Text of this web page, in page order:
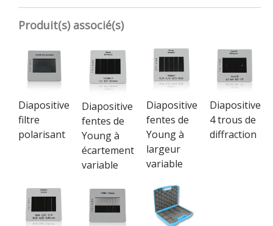
Produit(s) associé(s)
Diapositive
filtre
polarisant
Diapositive
fentes de
Young à
écartement
variable
Diapositive
fentes de
Young à
largeur
variable
Diapositive
4 trous de
diffraction